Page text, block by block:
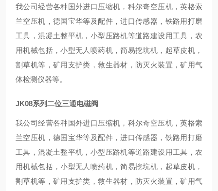
我公司经营各种国外进口压缩机，科尔奇空压机，英格索
兰空压机，德国宝华等及配件，进口传感器，铁路用打磨
工具，混凝土整平机，小型压路机等道路建设用工具，农
用机械包括，小型无人喷药机，简易挖坑机，起草皮机，
割草机等，矿用支护类，救生器材，防灭火装置，矿用气
体检测仪器等。
JK08系列二位三通电磁阀
我公司经营各种国外进口压缩机，科尔奇空压机，英格索
兰空压机，德国宝华等及配件，进口传感器，铁路用打磨
工具，混凝土整平机，小型压路机等道路建设用工具，农
用机械包括，小型无人喷药机，简易挖坑机，起草皮机，
割草机等，矿用支护类，救生器材，防灭火装置，矿用气